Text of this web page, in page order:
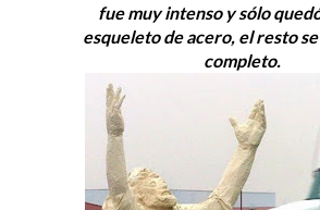
fue muy intenso y sólo
esqueleto de acero, el resto
completo.